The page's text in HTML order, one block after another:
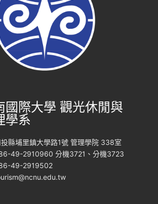
國際大學 觀光休閒與
學系
縣埔里鎮大學路1號 管理學院 338室
49-2910960 分機3721、分機3723
49-2919502